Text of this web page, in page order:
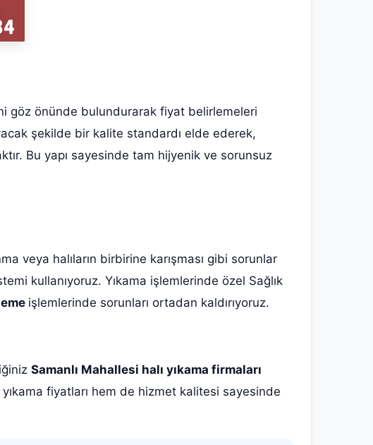
göz önünde bulundurarak fiyat belirlemeleri
şekilde bir kalite standardı elde ederek,
Bu yapı sayesinde tam hijyenik ve sorunsuz
veya halıların birbirine karışması gibi sorunlar
kullanıyoruz. Yıkama işlemlerinde özel Sağlık
işlemlerinde sorunları ortadan kaldırıyoruz.
Samanlı Mahallesi halı yıkama firmaları
fiyatları hem de hizmet kalitesi sayesinde